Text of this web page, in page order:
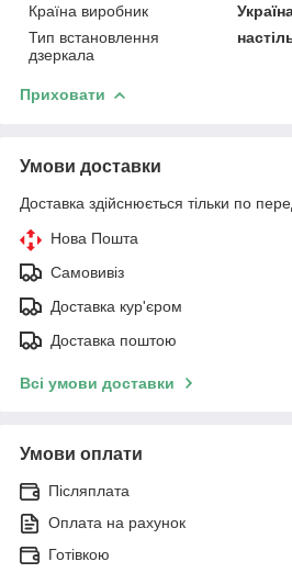
Країна виробник
Тип встановлення
дзеркала
Приховати
Умови доставки
Доставка здійснюється тільки по
Нова Пошта
Самовивіз
Доставка кур'єром
Доставка поштою
Всі умови доставки
Умови оплати
Післяплата
Оплата на рахунок
Готівкою